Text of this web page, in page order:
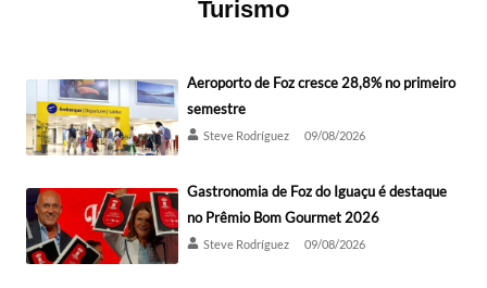
Turismo
Aeroporto de Foz cresce 28,8% no primeiro
semestre
Steve Rodríguez 09/08/2026
Gastronomia de Foz do Iguaçu é destaque
no Prêmio Bom Gourmet 2026
Steve Rodríguez 09/08/2026